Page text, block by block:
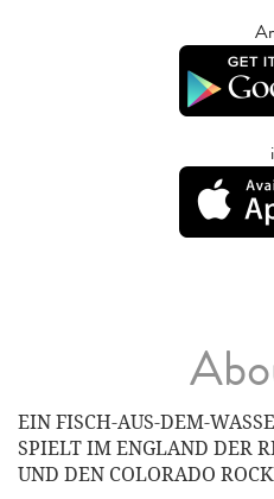
EIN FISCH-AUS-DEM-
SPIELT IM ENGLAND DER
UND DEN COLORADO